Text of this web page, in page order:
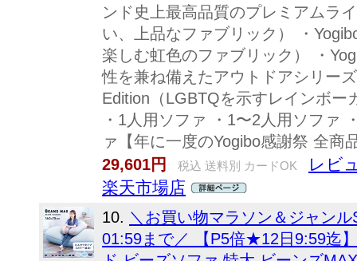
ンド史上最高品質のプレミアムラ
い、上品なファブリック） ・
楽しむ虹色のファブリック） ・
性を兼ね備えたアウトドアシリー
Edition（LGBTQを示すレインボ
・1人用ソファ ・1〜2人用ソファ
ァ【年に一度のYogibo感謝祭 全商
29,601円
税込 送料別 カードOK
レビ
楽天市場店
10. ＼お買い物マラソン＆ジャン
01:59まで／ 【P5倍★12日9:59迄